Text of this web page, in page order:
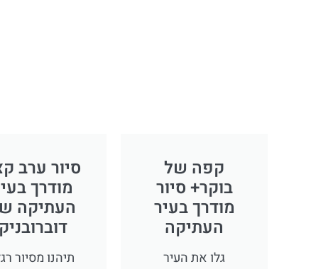
קפה של
בוקר+ סיור
מודרך בעיר
העתיקה
גלו את העיר
סיור ערב
מודרך
העתיקה
דוברובניק
תיהנו מסיור